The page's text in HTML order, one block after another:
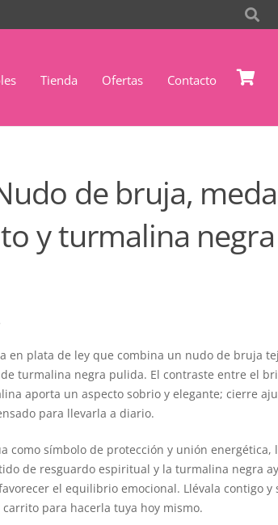
Tienda Ofertas Contacto
de bruja,
y turmalina
en plata de ley que combina un nudo de bruja
turmalina negra pulida. El contraste entre el
aporta un aspecto sobrio y elegante; cierre
para llevarla a diario.
como símbolo de protección y unión energética,
de resguardo espiritual y la turmalina negra
el equilibrio emocional. Llévala contigo y
para hacerla tuya hoy mismo.